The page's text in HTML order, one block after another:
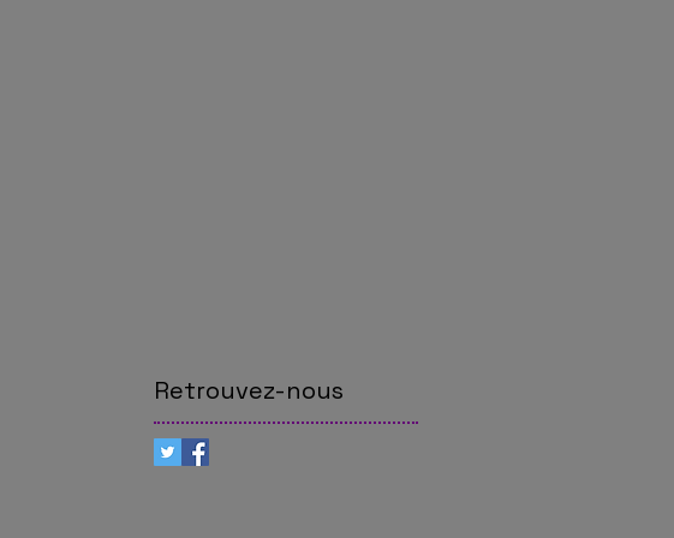
Retrouvez-nous